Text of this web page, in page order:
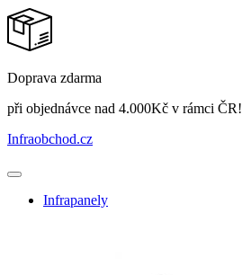
Doprava zdarma
při objednávce nad 4.000Kč v rámci ČR!
Infraobchod.cz
Infrapanely